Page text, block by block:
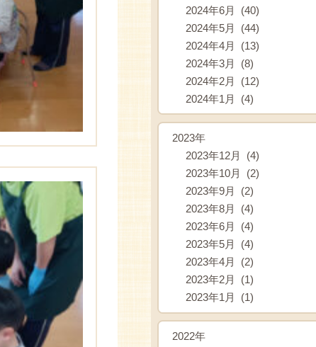
2024年6月 (40)
2024年5月 (44)
2024年4月 (13)
2024年3月 (8)
2024年2月 (12)
2024年1月 (4)
2023年
2023年12月 (4)
2023年10月 (2)
2023年9月 (2)
2023年8月 (4)
2023年6月 (4)
2023年5月 (4)
2023年4月 (2)
2023年2月 (1)
2023年1月 (1)
2022年